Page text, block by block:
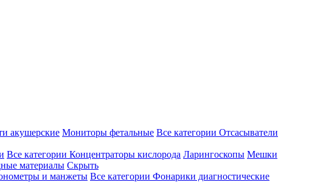
акушерские Мониторы фетальные Все категории Отсасыватели
Все категории Концентраторы кислорода Ларингоскопы Мешки
материалы Скрыть
и манжеты Все категории Фонарики диагностические